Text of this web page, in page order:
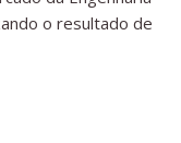
o resultado de